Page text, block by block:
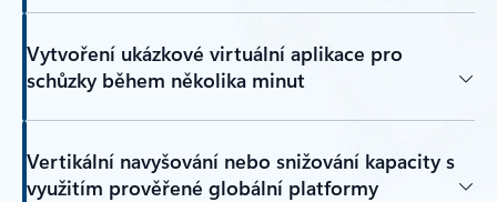
Vytvoření ukázkové virtuální aplikace pro
schůzky během několika minut
Vertikální navyšování nebo snižování kapacity s
využitím prověřené globální platformy